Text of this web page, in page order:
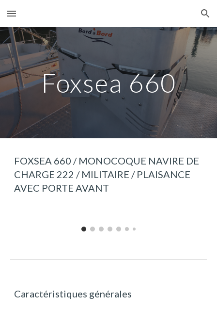
Skip to main content Skip to navigation
Foxsea 660
FOXSEA 660 / MONOCOQUE NAVIRE DE
CHARGE 222 / MILITAIRE / PLAISANCE
AVEC PORTE AVANT
Caractéristiques générales